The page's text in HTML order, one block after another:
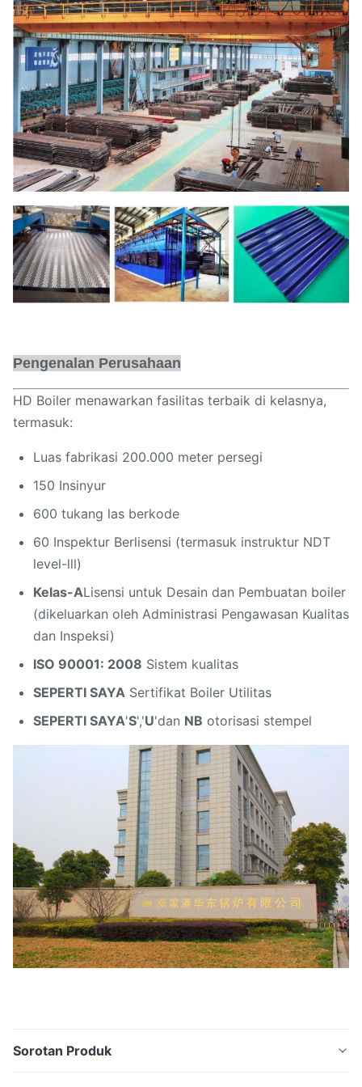
Pengenalan Perusahaan
HD Boiler menawarkan fasilitas terbaik di kelasnya,
termasuk:
Luas fabrikasi 200.000 meter persegi
150 Insinyur
600 tukang las berkode
60 Inspektur Berlisensi (termasuk instruktur NDT
level-lll)
Kelas-ALisensi untuk Desain dan Pembuatan boiler
(dikeluarkan oleh Administrasi Pengawasan Kualitas
dan Inspeksi)
ISO 90001: 2008 Sistem kualitas
SEPERTI SAYA Sertifikat Boiler Utilitas
SEPERTI SAYA'S','U'dan NB otorisasi stempel
Sorotan Produk